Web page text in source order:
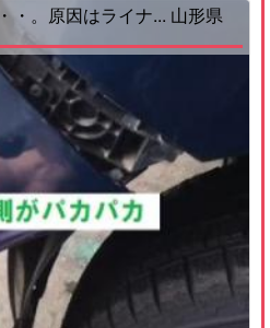
・。原因はライナ... 山形県